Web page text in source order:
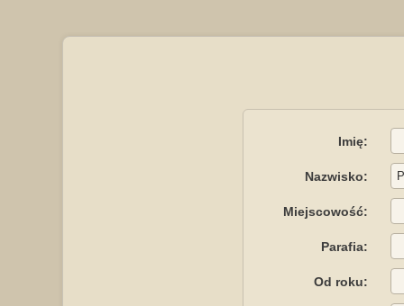
Imię:
Nazwisko:
Miejscowość:
Parafia:
Od roku: